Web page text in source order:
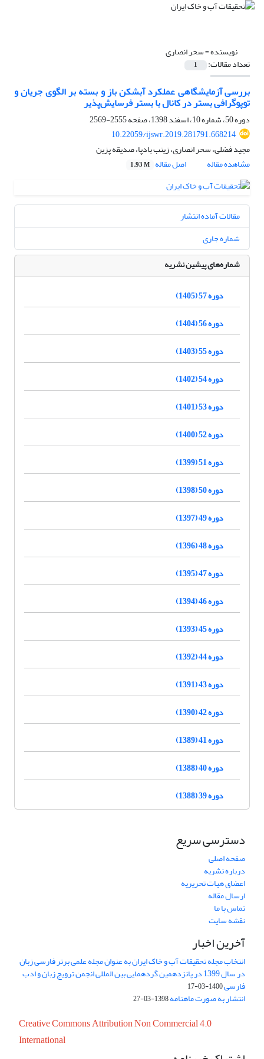
نویسنده =سحر انصاری
تعداد مقالات: 1
بررسی آزمایشگاهی عملکرد آبشکن باز و بسته بر الگوی جریان و
توپوگرافی بستر در کانال با بستر فرسایش‌پذیر
دوره 50، شماره 10، اسفند 1398، صفحه
2555-2569
10.22059/ijswr.2019.281791.668214
مجید فضلی، سحر انصاری، زینب بادپا، صدیقه پزین
مشاهده مقاله
اصل مقاله 1.93 M
مقالات آماده انتشار
شماره جاری
شماره‌های پیشین نشریه
دوره 57 (1405)
دوره 56 (1404)
دوره 55 (1403)
دوره 54 (1402)
دوره 53 (1401)
دوره 52 (1400)
دوره 51 (1399)
دوره 50 (1398)
دوره 49 (1397)
دوره 48 (1396)
دوره 47 (1395)
دوره 46 (1394)
دوره 45 (1393)
دوره 44 (1392)
دوره 43 (1391)
دوره 42 (1390)
دوره 41 (1389)
دوره 40 (1388)
دوره 39 (1388)
دسترسی سریع
صفحه اصلی
درباره نشریه
اعضای هیات تحریریه
ارسال مقاله
تماس با ما
نقشه سایت
آخرین اخبار
انتخاب مجله تحقیقات آب و خاک ایران به عنوان مجله علمی برتر فارسی زبان
در سال 1399 در پانزدهمین گردهمایی بین المللی انجمن ترویج زبان و ادب
فارسی1400-03-17
انتشار به صورت ماهنامه1398-03-27
Creative Commons Attribution Non Commercial 4.0
International